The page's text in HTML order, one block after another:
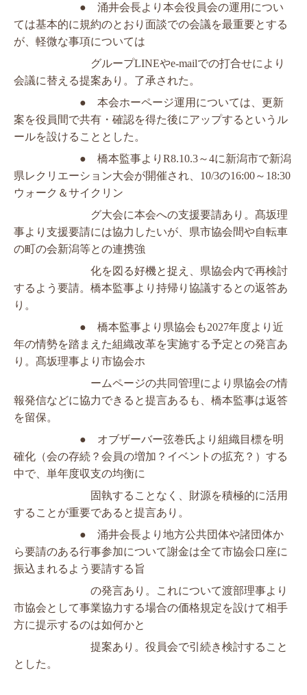
●　涌井会長より本会役員会の運用につい
ては基本的に規約のとおり面談での会議を最重要とする
が、軽微な事項については
グループLINEやe-mailでの打合せにより
会議に替える提案あり。了承された。
● 本会ホーページ運用については、 更新
案を役員間で共有・確認を得た後にアップするというル
ールを設けることとした。
●　橋本監事より R8.10.3～4に新潟市で新潟
県レクリエーション大会が開催され、 10/3の16:00～ 18:30
ウォーク＆サイクリン
グ大会に本会への支援要請あり。髙坂理
事より支援要請には協力したいが、県市協会間や自転車
の町の会新潟等との連携強
化を図る好機と捉え、県協会内で再検討
するよう要請。 橋本監事より持帰り協議するとの返答あ
り。
●　橋本監事より県協会も2027年度より近
年の情勢を踏まえた組織改革を実施する予定との発言あ
り。髙坂理事より市協会ホ
ームページの共同管理によ り県協会の情
報発信などに協力できると提言あるも、橋本監事は返答
を留保。
●　オブザーバー弦巻氏より組織目標を明
確化（会の存続？会員の増加？イベントの拡充？）する
中で、単年度収支の均衡に
固執することなく、財源を積極的に活用
することが重要であると提言あり。
●　涌井会長より地方公共団体や諸団体か
ら要請のある行事参加について謝金は全て市協会口座に
振込まれるよう要請する旨
の発言あり。
これについて渡部理事より
市協会として事業協力する場合の価格規定を設けて相手
方に提示するのは如何かと
提案あり。役員会で引続き検討すること
とした。